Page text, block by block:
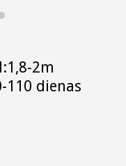
2m
110 dienas